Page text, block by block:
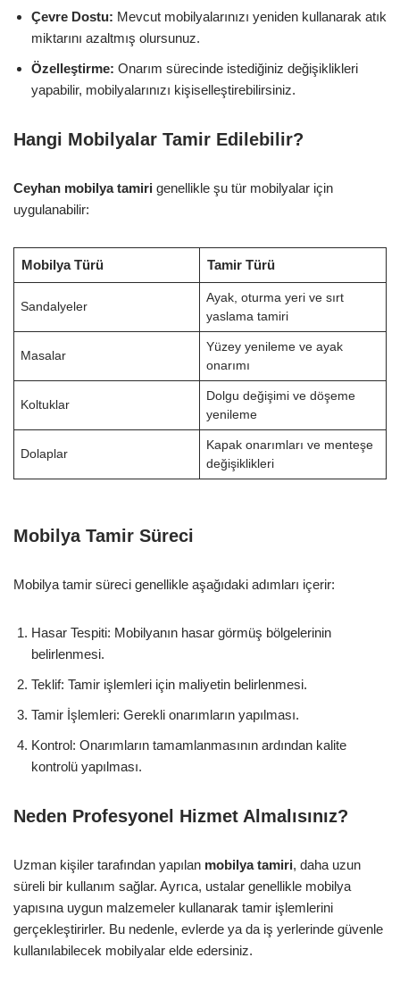
Çevre Dostu: Mevcut mobilyalarınızı yeniden kullanarak atık
miktarını azaltmış olursunuz.
Özelleştirme: Onarım sürecinde istediğiniz değişiklikleri
yapabilir, mobilyalarınızı kişiselleştirebilirsiniz.
Hangi Mobilyalar Tamir Edilebilir?
Ceyhan mobilya tamiri genellikle şu tür mobilyalar için
uygulanabilir:
Mobilya Türü Tamir Türü
Sandalyeler
Ayak, oturma yeri ve sırt
yaslama tamiri
Masalar
Yüzey yenileme ve ayak
onarımı
Koltuklar
Dolgu değişimi ve döşeme
yenileme
Dolaplar
Kapak onarımları ve menteşe
değişiklikleri
Mobilya Tamir Süreci
Mobilya tamir süreci genellikle aşağıdaki adımları içerir:
Hasar Tespiti: Mobilyanın hasar görmüş bölgelerinin
belirlenmesi.
Teklif: Tamir işlemleri için maliyetin belirlenmesi.
Tamir İşlemleri: Gerekli onarımların yapılması.
Kontrol: Onarımların tamamlanmasının ardından kalite
kontrolü yapılması.
Neden Profesyonel Hizmet Almalısınız?
Uzman kişiler tarafından yapılan mobilya tamiri, daha uzun
süreli bir kullanım sağlar. Ayrıca, ustalar genellikle mobilya
yapısına uygun malzemeler kullanarak tamir işlemlerini
gerçekleştirirler. Bu nedenle, evlerde ya da iş yerlerinde güvenle
kullanılabilecek mobilyalar elde edersiniz.